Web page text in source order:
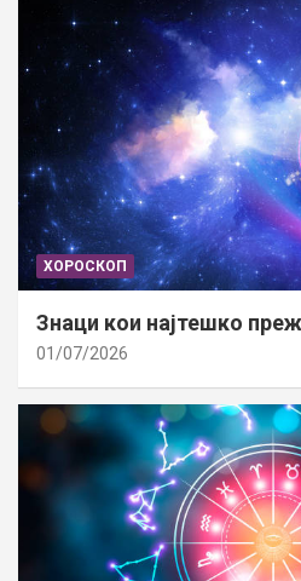
ХОРОСКОП
Знаци кои најтешко
01/07/2026